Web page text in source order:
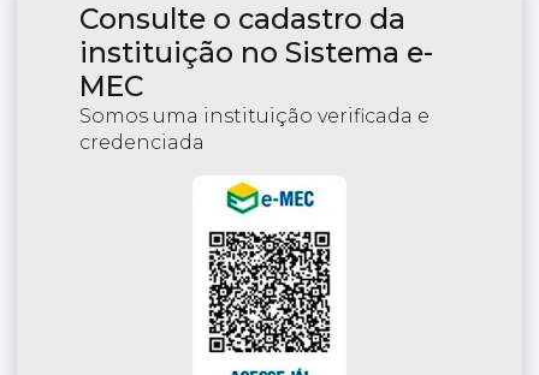
Consulte o cadastro da
instituição no Sistema e-
MEC
Somos uma instituição verificada e
credenciada